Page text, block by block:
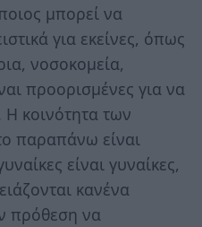
μπορεί να
για εκείνες, όπως
νοσοκομεία,
προορισμένες για να
Η κοινότητα των
παραπάνω είναι
είναι γυναίκες,
κανένα
πρόθεση να